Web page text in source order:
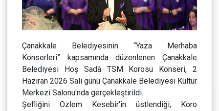
Çanakkale Belediyesinin “Yaza Merhaba
Konserleri” kapsamında düzenlenen Çanakkale
Belediyesi Hoş Sadâ TSM Korosu Konseri, 2
Haziran 2026 Salı günü Çanakkale Belediyesi Kültür
Merkezi Salonu'nda gerçekleştirildi.
Şefliğini Özlem Kesebir'in üstlendiği, Koro